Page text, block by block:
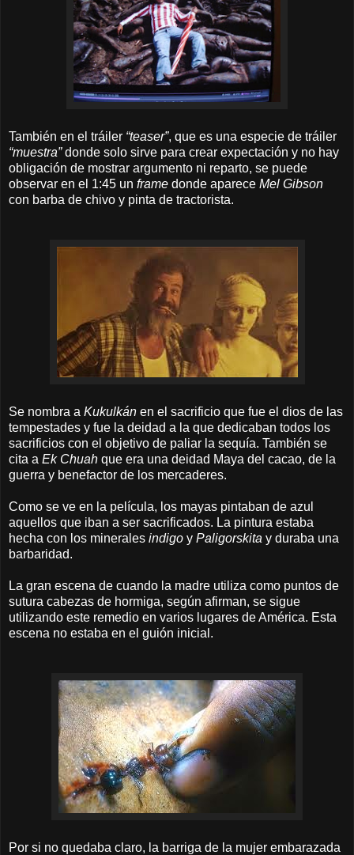
También en el tráiler “teaser”, que es una especie de tráiler
“muestra”donde solo sirve para crear expectación y no hay
obligación de mostrar argumento ni reparto, se puede
observar en el 1:45 un frame donde aparece Mel Gibson
con barba de chivo y pinta de tractorista.
Se nombra a Kukulkán en el sacrificio que fue el dios de las
tempestades y fue la deidad a la que dedicaban todos los
sacrificios con el objetivo de paliar la sequía. También se
cita a Ek Chuah que era una deidad Maya del cacao, de la
guerra y benefactor de los mercaderes.
Como se ve en la película, los mayas pintaban de azul
aquellos que iban a ser sacrificados. La pintura estaba
hecha con los minerales indigo y Paligorskita y duraba una
barbaridad.
La gran escena de cuando la madre utiliza como puntos de
sutura cabezas de hormiga, según afirman, se sigue
utilizando este remedio en varios lugares de América. Esta
escena no estaba en el guión inicial.
Por si no quedaba claro, la barriga de la mujer embarazada